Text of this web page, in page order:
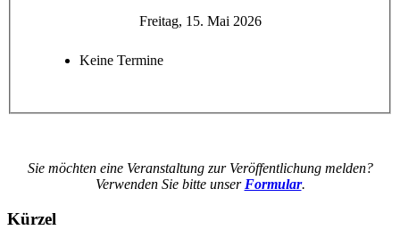
Freitag, 15. Mai 2026
Keine Termine
Sie möchten eine Veranstaltung zur Veröffentlichung melden?
Verwenden Sie bitte unserFormular.
Kürzel